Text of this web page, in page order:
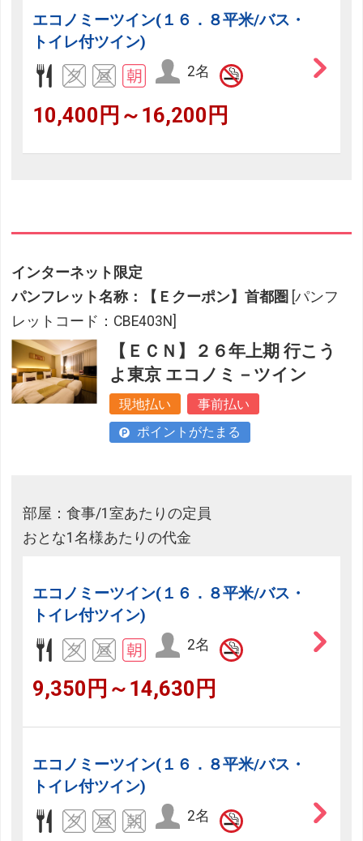
エコノミーツイン(１６．８平米/バス・
トイレ付ツイン)
2名
10,400円～16,200円
インターネット限定
パンフレット名称：【Ｅクーポン】首都圏 [パンフ
レットコード：CBE403N]
【ＥＣＮ】２６年上期 行こう
よ東京 エコノミ－ツイン
現地払い
事前払い
ポイントがたまる
部屋：食事/1室あたりの定員
おとな1名様あたりの代金
エコノミーツイン(１６．８平米/バス・
トイレ付ツイン)
2名
9,350円～14,630円
エコノミーツイン(１６．８平米/バス・
トイレ付ツイン)
2名